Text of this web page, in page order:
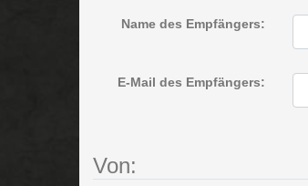
Name des Empfängers:
E-Mail des Empfängers:
Von: